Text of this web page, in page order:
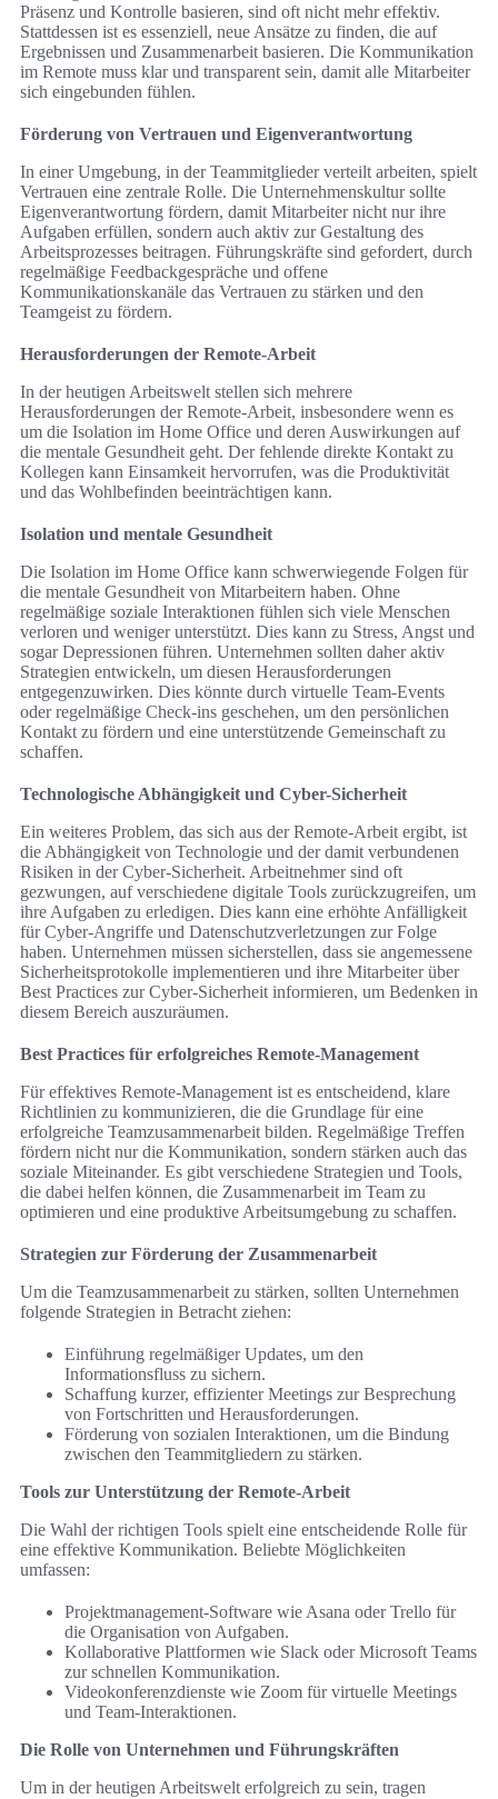
Präsenz und Kontrolle basieren, sind oft nicht mehr effektiv.
Stattdessen ist es essenziell, neue Ansätze zu finden, die auf
Ergebnissen und Zusammenarbeit basieren. Die Kommunikation
im Remote muss klar und transparent sein, damit alle Mitarbeiter
sich eingebunden fühlen.
Förderung von Vertrauen und Eigenverantwortung
In einer Umgebung, in der Teammitglieder verteilt arbeiten, spielt
Vertrauen eine zentrale Rolle. Die Unternehmenskultur sollte
Eigenverantwortung fördern, damit Mitarbeiter nicht nur ihre
Aufgaben erfüllen, sondern auch aktiv zur Gestaltung des
Arbeitsprozesses beitragen. Führungskräfte sind gefordert, durch
regelmäßige Feedbackgespräche und offene
Kommunikationskanäle das Vertrauen zu stärken und den
Teamgeist zu fördern.
Herausforderungen der Remote-Arbeit
In der heutigen Arbeitswelt stellen sich mehrere
Herausforderungen der Remote-Arbeit, insbesondere wenn es
um die Isolation im Home Office und deren Auswirkungen auf
die mentale Gesundheit geht. Der fehlende direkte Kontakt zu
Kollegen kann Einsamkeit hervorrufen, was die Produktivität
und das Wohlbefinden beeinträchtigen kann.
Isolation und mentale Gesundheit
Die Isolation im Home Office kann schwerwiegende Folgen für
die mentale Gesundheit von Mitarbeitern haben. Ohne
regelmäßige soziale Interaktionen fühlen sich viele Menschen
verloren und weniger unterstützt. Dies kann zu Stress, Angst und
sogar Depressionen führen. Unternehmen sollten daher aktiv
Strategien entwickeln, um diesen Herausforderungen
entgegenzuwirken. Dies könnte durch virtuelle Team-Events
oder regelmäßige Check-ins geschehen, um den persönlichen
Kontakt zu fördern und eine unterstützende Gemeinschaft zu
schaffen.
Technologische Abhängigkeit und Cyber-Sicherheit
Ein weiteres Problem, das sich aus der Remote-Arbeit ergibt, ist
die Abhängigkeit von Technologie und der damit verbundenen
Risiken in der Cyber-Sicherheit. Arbeitnehmer sind oft
gezwungen, auf verschiedene digitale Tools zurückzugreifen, um
ihre Aufgaben zu erledigen. Dies kann eine erhöhte Anfälligkeit
für Cyber-Angriffe und Datenschutzverletzungen zur Folge
haben. Unternehmen müssen sicherstellen, dass sie angemessene
Sicherheitsprotokolle implementieren und ihre Mitarbeiter über
Best Practices zur Cyber-Sicherheit informieren, um Bedenken in
diesem Bereich auszuräumen.
Best Practices für erfolgreiches Remote-Management
Für effektives Remote-Management ist es entscheidend, klare
Richtlinien zu kommunizieren, die die Grundlage für eine
erfolgreiche Teamzusammenarbeit bilden. Regelmäßige Treffen
fördern nicht nur die Kommunikation, sondern stärken auch das
soziale Miteinander. Es gibt verschiedene Strategien und Tools,
die dabei helfen können, die Zusammenarbeit im Team zu
optimieren und eine produktive Arbeitsumgebung zu schaffen.
Strategien zur Förderung der Zusammenarbeit
Um die Teamzusammenarbeit zu stärken, sollten Unternehmen
folgende Strategien in Betracht ziehen:
Einführung regelmäßiger Updates, um den
Informationsfluss zu sichern.
Schaffung kurzer, effizienter Meetings zur Besprechung
von Fortschritten und Herausforderungen.
Förderung von sozialen Interaktionen, um die Bindung
zwischen den Teammitgliedern zu stärken.
Tools zur Unterstützung der Remote-Arbeit
Die Wahl der richtigen Tools spielt eine entscheidende Rolle für
eine effektive Kommunikation. Beliebte Möglichkeiten
umfassen:
Projektmanagement-Software wie Asana oder Trello für
die Organisation von Aufgaben.
Kollaborative Plattformen wie Slack oder Microsoft Teams
zur schnellen Kommunikation.
Videokonferenzdienste wie Zoom für virtuelle Meetings
und Team-Interaktionen.
Die Rolle von Unternehmen und Führungskräften
Um in der heutigen Arbeitswelt erfolgreich zu sein, tragen